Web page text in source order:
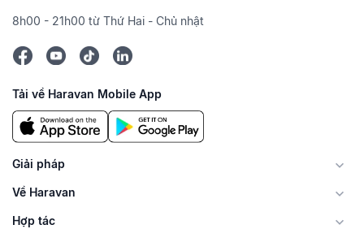
8h00 - 21h00 từ Thứ Hai - Chủ nhật
Tải về Haravan Mobile App
Giải pháp
Về Haravan
Hợp tác